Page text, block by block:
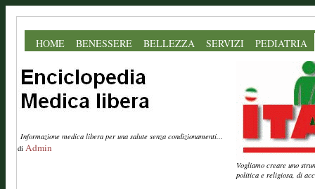
HOME BENESSERE BELLEZZA SERVIZI PEDIATRIA
Informazione medica libera per una salute senza condizionamenti...
di Admin
Vogliamo creare uno
politica e religiosa, di